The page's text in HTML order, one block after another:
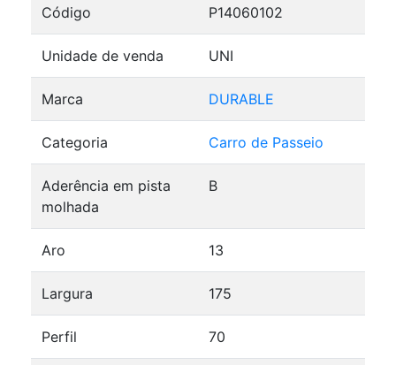
Código P14060102
Unidade de venda UNI
Marca DURABLE
Categoria Carro de Passeio
Aderência em pista
molhada
B
Aro 13
Largura 175
Perfil 70